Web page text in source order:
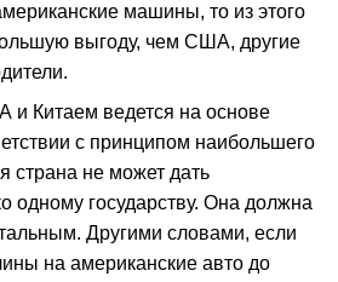
машины, то из этого
выгоду, чем США, другие
Китаем ведется на основе
с принципом наибольшего
страна не может дать
одному государству. Она должна
Другими словами, если
на американские авто до